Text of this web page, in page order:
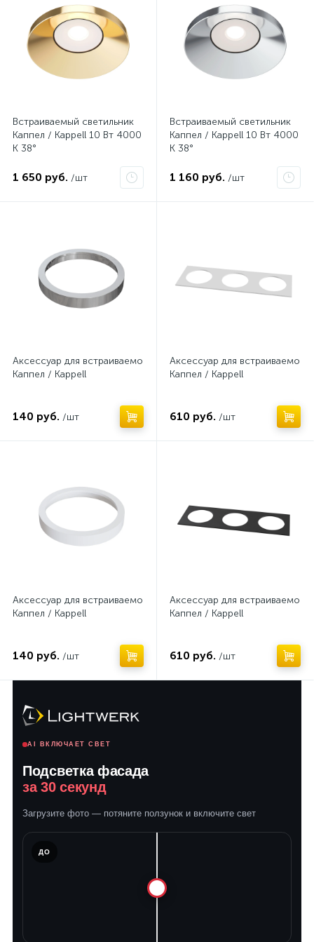
Встраиваемый светильник
Каппел / Kappell 10 Вт 4000
К 38°
1 650 руб. /шт
Встраиваемый светильник
Каппел / Kappell 10 Вт 4000
К 38°
1 160 руб. /шт
Аксессуар для встраиваемого светильника
Каппел / Kappell
140 руб. /шт
Аксессуар для встраиваемого
Каппел / Kappell
610 руб. /шт
Аксессуар для встраиваемого светильника
Каппел / Kappell
140 руб. /шт
Аксессуар для встраиваемого
Каппел / Kappell
610 руб. /шт
AI ВКЛЮЧАЕТ СВЕТ
Подсветка фасада
за 30 секунд
Загрузите фото — потяните ползунок и включите свет
ДО